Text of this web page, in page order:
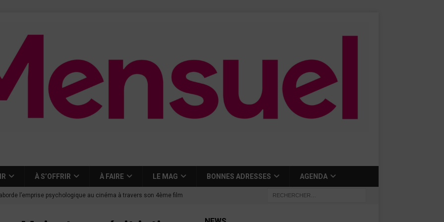
À S’OFFRIR À FAIRE LE MAG BONNES ADRESSES AGENDA
l’emprise psychologique au cinéma à travers son 4ème film